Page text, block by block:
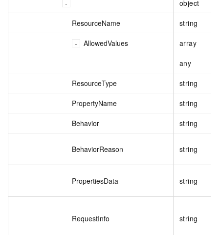
object
ResourceName string
AllowedValues array
any
ResourceType string
PropertyName string
Behavior string
BehaviorReason string
PropertiesData string
RequestInfo string